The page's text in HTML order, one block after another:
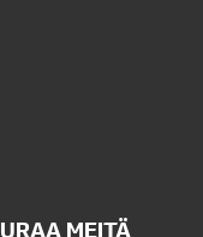
MEITÄ